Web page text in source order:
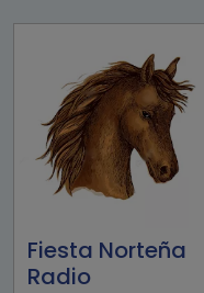
Fiesta Norteña
Radio